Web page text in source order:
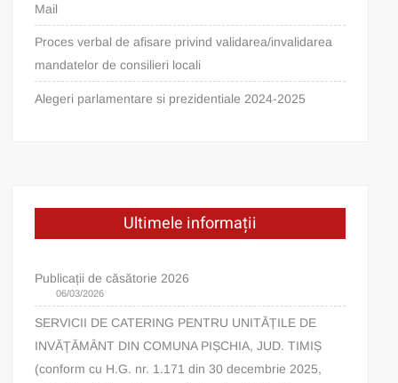
Mail
Proces verbal de afisare privind validarea/invalidarea
mandatelor de consilieri locali
Alegeri parlamentare si prezidentiale 2024-2025
Ultimele informații
Publicații de căsătorie 2026
06/03/2026
SERVICII DE CATERING PENTRU UNITĂȚILE DE
INVĂȚĂMÂNT DIN COMUNA PIȘCHIA, JUD. TIMIȘ
(conform cu H.G. nr. 1.171 din 30 decembrie 2025,